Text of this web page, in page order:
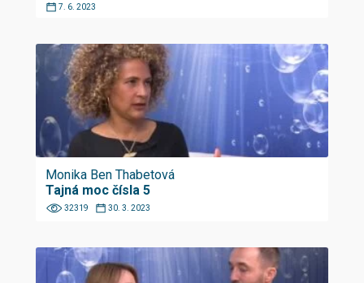
7. 6. 2023
Monika Ben Thabetová
Tajná moc čísla 5
32319 30. 3. 2023